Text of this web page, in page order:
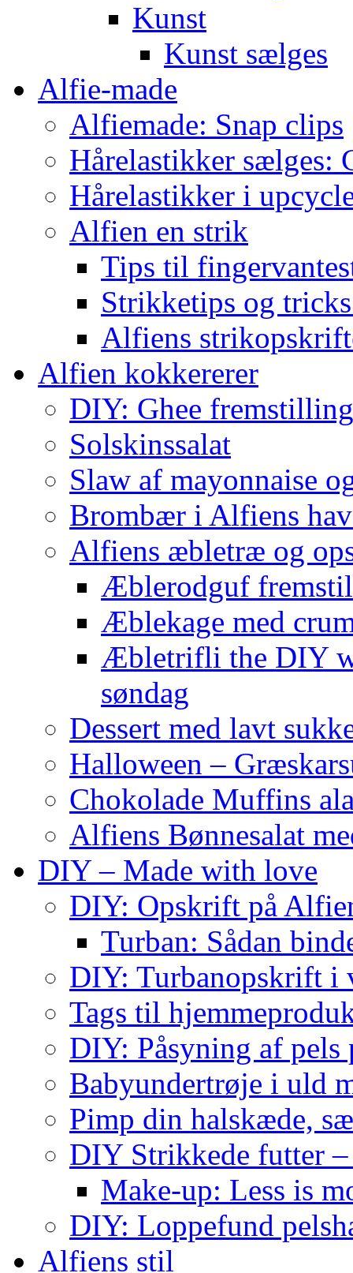
Kunst
Kunst sælges
Alfie-made
Alfiemade: Snap clips
Hårelastikker sælges:
Hårelastikker i
Alfien en strik
Tips til
Strikketips og
Alfiens
Alfien kokkererer
DIY: Ghee
Solskinssalat
Slaw af mayonnaise
Brombær i Alfiens
Alfiens æbletræ og
Æblerodguf
Æblekage med
Æbletrifli the DIY
søndag
Dessert med lavt
Halloween –
Chokolade Muffins
Alfiens Bønnesalat
DIY – Made with love
DIY: Opskrift på
Turban: Sådan
DIY: Turbanopskrift i
Tags til
DIY: Påsyning af
Babyundertrøje i uld
Pimp din halskæde,
DIY Strikkede futter
Make-up: Less is
DIY: Loppefund
Alfiens stil